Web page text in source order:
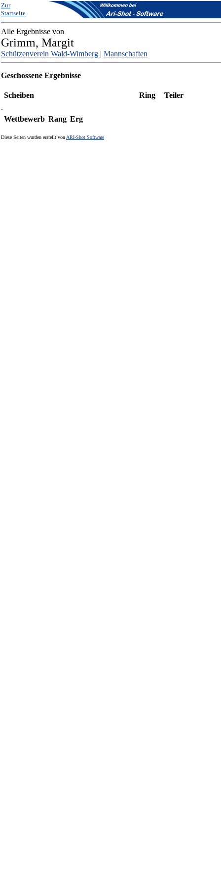
Zur
Startseite
Alle Ergebnisse von
Grimm, Margit
Schützenverein Wald-Wimberg | Mannschaften
Geschossene Ergebnisse
Scheiben Ring
Teiler
.
Wettbewerb Rang Erg
Diese Seiten wurden erstellt von ARI-Shot Software